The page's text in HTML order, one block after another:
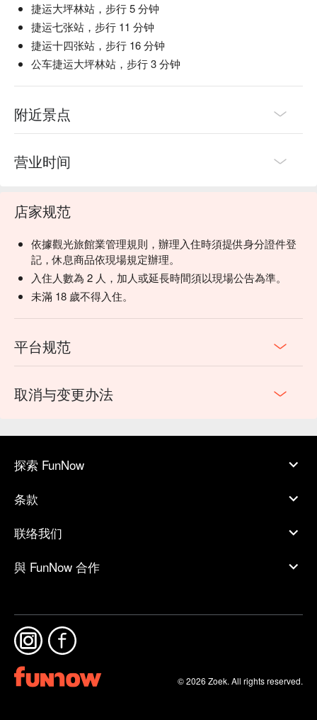
捷运大坪林站，步行 5 分钟
捷运七张站，步行 11 分钟
捷运十四张站，步行 16 分钟
公车捷运大坪林站，步行 3 分钟
附近景点
营业时间
店家规范
依據觀光旅館業管理規則，辦理入住時須提供身分證件登
記，休息商品依現場規定辦理。
入住人數為 2 人，加人或延長時間須以現場公告為準。
未滿 18 歲不得入住。
平台规范
取消与变更办法
探索 FunNow
条款
联络我们
與 FunNow 合作
© 2026 Zoek. All rights reserved.